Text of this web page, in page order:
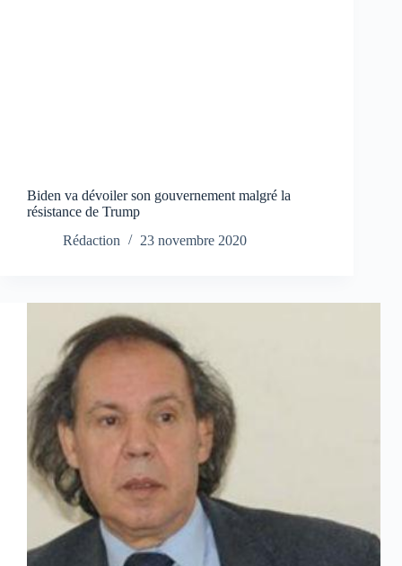
Biden va dévoiler son gouvernement malgré la
résistance de Trump
Rédaction
23 novembre 2020